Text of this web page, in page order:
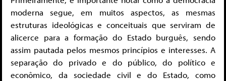
moderna segue, em muitos aspectos, as mesmas
estruturas ideológicas e conceituais que serviram de
alicerce para a formação do Estado burguês, sendo
assim pautada pelos mesmos princípios e interesses. A
separação do privado e do público, do político e
econômico, da sociedade civil e do Estado, como